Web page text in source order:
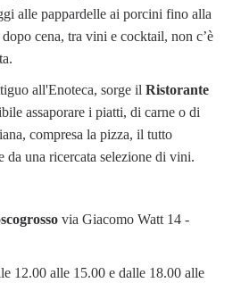
alle pappardelle ai porcini fino alla
cena, tra vini e cocktail, non c’è
all'Enoteca, sorge il Ristorante
assaporare i piatti, di carne o di
compresa la pizza, il tutto
da una ricercata selezione di vini.
via Giacomo Watt 14 -
12.00 alle 15.00 e dalle 18.00 alle